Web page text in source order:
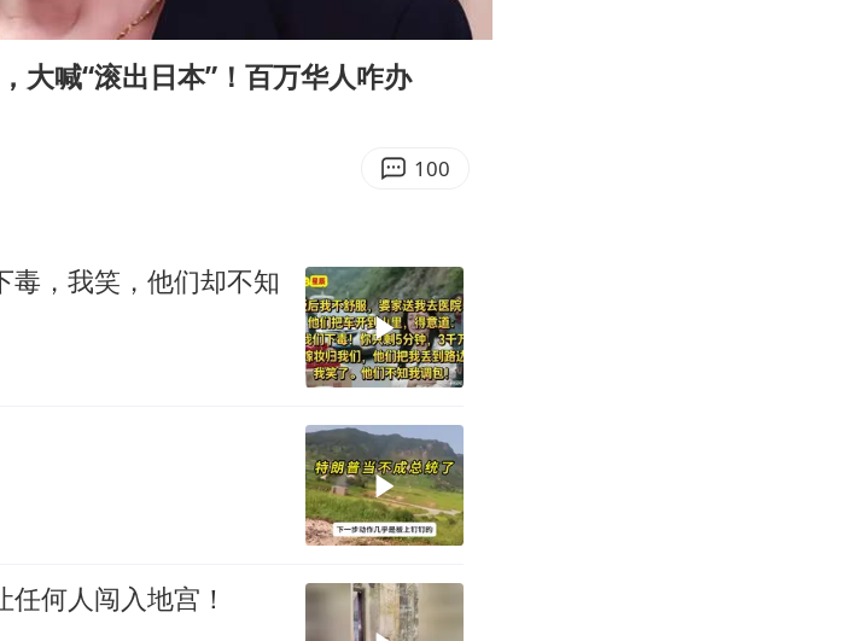
时自杀身亡
些民生大事
Enter
大喊“滚出日本”！百万华人咋办
100
毒，我笑，他们却不知
何人闯入地宫！